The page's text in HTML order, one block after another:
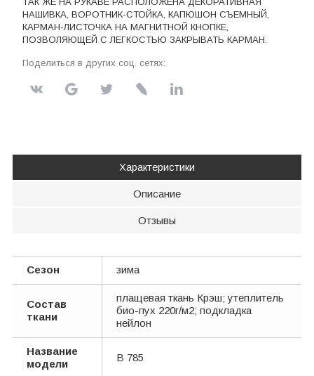
НАШИВКА, ВОРОТНИК-СТОЙКА, КАПЮШОН СЪЕМНЫЙ,
КАРМАН-ЛИСТОЧКА НА МАГНИТНОЙ КНОПКЕ,
ПОЗВОЛЯЮЩЕЙ С ЛЕГКОСТЬЮ ЗАКРЫВАТЬ КАРМАН.
Поделиться в других соц. сетях:
Характеристики
Описание
Отзывы
Сезон зима
Состав
ткани
плащевая ткань Крэш; утеплитель
био-пух 220г/м2; подкладка
нейлон
Название
модели
В 785